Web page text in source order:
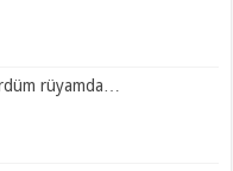
rüyamda…